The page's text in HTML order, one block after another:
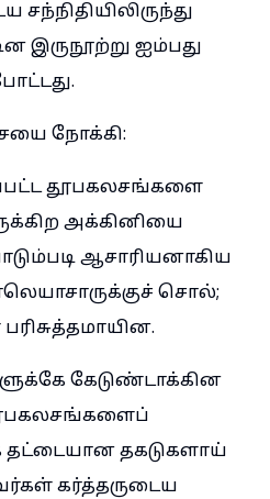
சந்நிதியிலிருந்து
இருநூற்று ஐம்பது
நோக்கி:
தூபகலசங்களை
அக்கினியை
ஆசாரியனாகிய
சொல்;
கேடுண்டாக்கின
தட்டையான தகடுகளாய்
கர்த்தருடைய